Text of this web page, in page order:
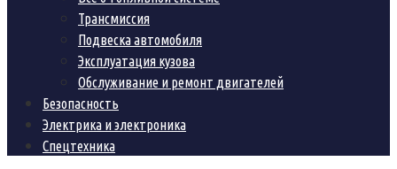
Трансмиссия
Подвеска автомобиля
Эксплуатация кузова
Обслуживание и ремонт двигателей
Безопасность
Электрика и электроника
Спецтехника